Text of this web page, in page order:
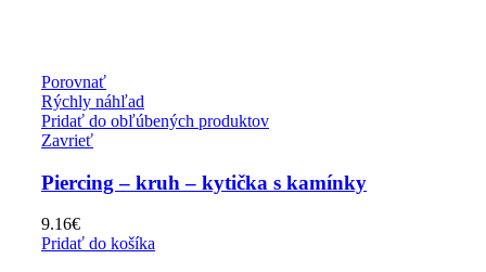
Porovnať
Rýchly náhľad
Pridať do obľúbených produktov
Zavrieť
Piercing – kruh – kytička s kamínky
9.16€
Pridať do košíka